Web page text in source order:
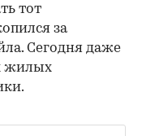
тот
за
Сегодня даже
жилых